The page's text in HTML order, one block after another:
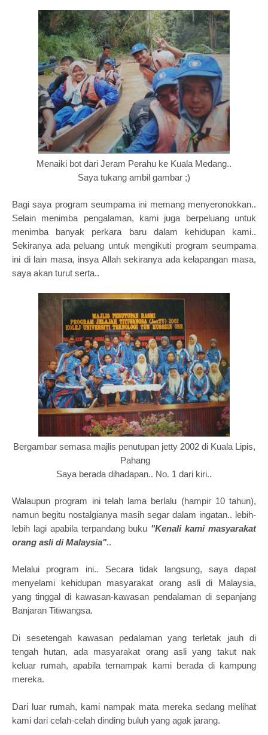
Menaiki bot dari Jeram Perahu ke Kuala Medang..
Saya tukang ambil gambar ;)
Bagi saya program seumpama ini memang menyeronokkan..
Selain menimba pengalaman, kami juga berpeluang untuk
menimba banyak perkara baru dalam kehidupan kami..
Sekiranya ada peluang untuk mengikuti program seumpama
ini di lain masa, insya Allah sekiranya ada kelapangan masa,
saya akan turut serta..
Bergambar semasa majlis penutupan jetty 2002 di Kuala Lipis,
Pahang
Saya berada dihadapan.. No. 1 dari kiri..
Walaupun program ini telah lama berlalu (hampir 10 tahun),
namun begitu nostalgianya masih segar dalam ingatan.. lebih-
lebih lagi apabila terpandang buku "Kenali kami masyarakat
orang asli di Malaysia"..
Melalui program ini.. Secara tidak langsung, saya dapat
menyelami kehidupan masyarakat orang asli di Malaysia,
yang tinggal di kawasan-kawasan pendalaman di sepanjang
Banjaran Titiwangsa.
Di sesetengah kawasan pedalaman yang terletak jauh di
tengah hutan, ada masyarakat orang asli yang takut nak
keluar rumah, apabila ternampak kami berada di kampung
mereka.
Dari luar rumah, kami nampak mata mereka sedang melihat
kami dari celah-celah dinding buluh yang agak jarang.